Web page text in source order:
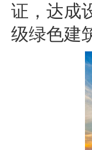
证，达成
级绿色建